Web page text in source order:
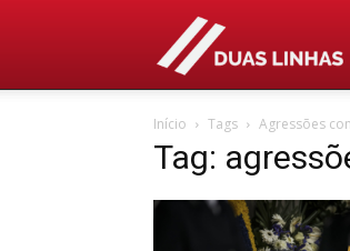
Início Tags Agressões
Tag: